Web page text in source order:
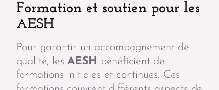
Formation et soutien pour les
AESH
Pour garantir un accompagnement de
qualité, les AESH bénéficient de
formations initiales et continues. Ces